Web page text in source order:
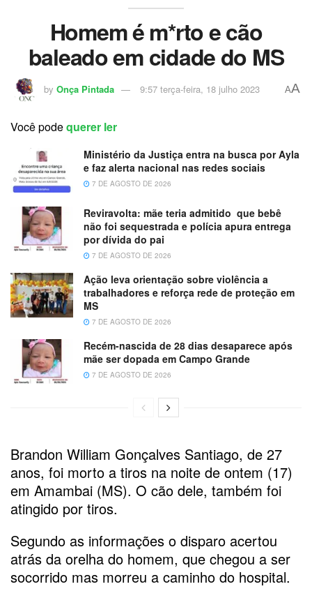
Homem é m*rto e cão
baleado em cidade do MS
by Onça Pintada 9:57 terça-feira, 18 julho 2023 AA
Você podequerer ler
Ministério da Justiça entra na busca por Ayla
e faz alerta nacional nas redes sociais
7 DE AGOSTO DE 2026
Reviravolta: mãe teria admitido que bebê
não foi sequestrada e polícia apura entrega
por dívida do pai
7 DE AGOSTO DE 2026
Ação leva orientação sobre violência a
trabalhadores e reforça rede de proteção em
MS
7 DE AGOSTO DE 2026
Recém-nascida de 28 dias desaparece após
mãe ser dopada em Campo Grande
7 DE AGOSTO DE 2026
Brandon William Gonçalves Santiago, de 27
anos, foi morto a tiros na noite de ontem (17)
em Amambai (MS). O cão dele, também foi
atingido por tiros.
Segundo as informações o disparo acertou
atrás da orelha do homem, que chegou a ser
socorrido mas morreu a caminho do hospital.